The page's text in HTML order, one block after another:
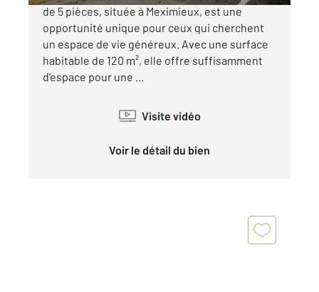
de 5 pièces, située à Meximieux, est une
opportunité unique pour ceux qui cherchent
un espace de vie généreux. Avec une surface
habitable de 120 m², elle offre suffisamment
d'espace pour une ...
Visite vidéo
Voir le détail du bien